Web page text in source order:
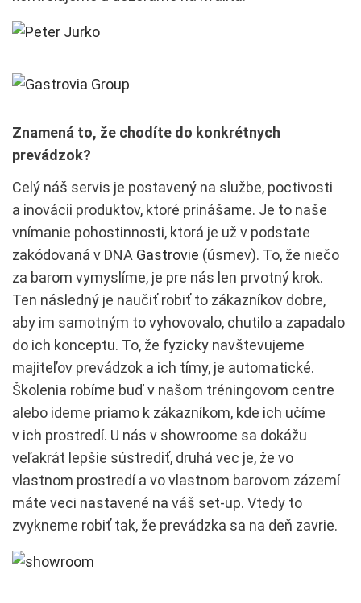
Znamená to, že chodíte do konkrétnych
prevádzok?
Celý náš servis je postavený na službe, poctivosti
a inovácii produktov, ktoré prinášame. Je to naše
vnímanie pohostinnosti, ktorá je už v podstate
zakódovaná v DNA Gastrovie (úsmev). To, že niečo
za barom vymyslíme, je pre nás len prvotný krok.
Ten následný je naučiť robiť to zákazníkov dobre,
aby im samotným to vyhovovalo, chutilo a zapadalo
do ich konceptu. To, že fyzicky navštevujeme
majiteľov prevádzok a ich tímy, je automatické.
Školenia robíme buď v našom tréningovom centre
alebo ideme priamo k zákazníkom, kde ich učíme
v ich prostredí. U nás v showroome sa dokážu
veľakrát lepšie sústrediť, druhá vec je, že vo
vlastnom prostredí a vo vlastnom barovom zázemí
máte veci nastavené na váš set-up. Vtedy to
zvykneme robiť tak, že prevádzka sa na deň zavrie.